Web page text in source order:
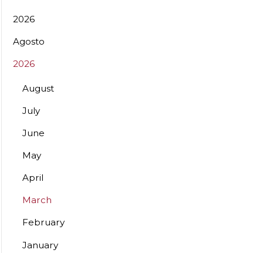
2026
Agosto
2026
August
July
June
May
April
March
February
January